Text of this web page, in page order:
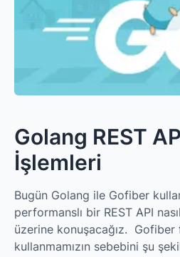
Golang REST
İşlemleri
Bugün Golang ile Gofiber
performanslı bir REST API
üzerine konuşacağız. Gofiber
kullanmamızın sebebini şu